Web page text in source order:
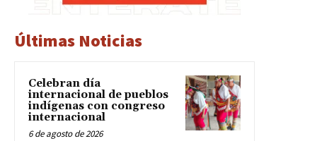
Últimas Noticias
Celebran día
internacional de pueblos
indígenas con congreso
internacional
6 de agosto de 2026